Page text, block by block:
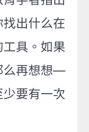
出什么在
具。如果
么再想想—
要有一次